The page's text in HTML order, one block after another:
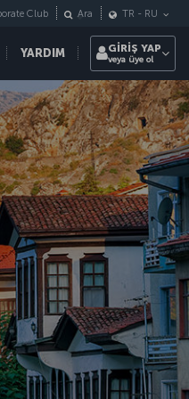
YARDIM
Club Ara TR - RU
GİRİŞ YAP
veya üye ol